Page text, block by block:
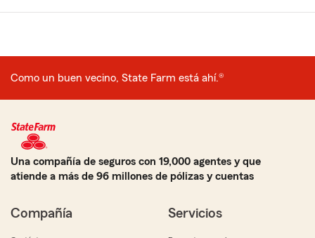
Como un buen vecino, State Farm está ahí.®
Una compañía de seguros con 19,000 agentes y que
atiende a más de 96 millones de pólizas y cuentas
Compañía Servicios